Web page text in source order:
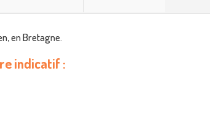
en Bretagne.
indicatif :